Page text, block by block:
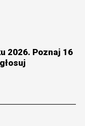
2026. Poznaj 16